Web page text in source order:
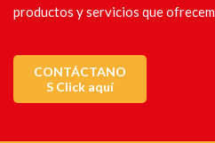
productos y servicios que
CONTÁCTANO
S Click aquí